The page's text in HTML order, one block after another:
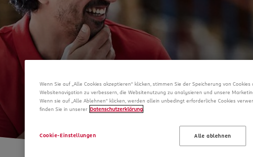
den
Wenn Sie auf „Alle Cookies akzeptieren“ klicken, stimmen Sie der Speicherung von
Websitenavigation zu verbessern, die Websitenutzung zu analysieren und unsere
Wenn sie auf „Alle Ablehnen“ klicken, werden allein unbedingt erforderliche Cookies
finden Sie in unserer Datenschutzerklärung.
Alle ablehnen
Cookie-Einstellungen